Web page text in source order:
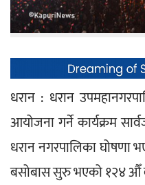
धरान : धरान
आयोजना गर्ने कार्यक्रम
धरान नगरपालिका घोषणा
बसोबास सुरु भएको १२४ औँ